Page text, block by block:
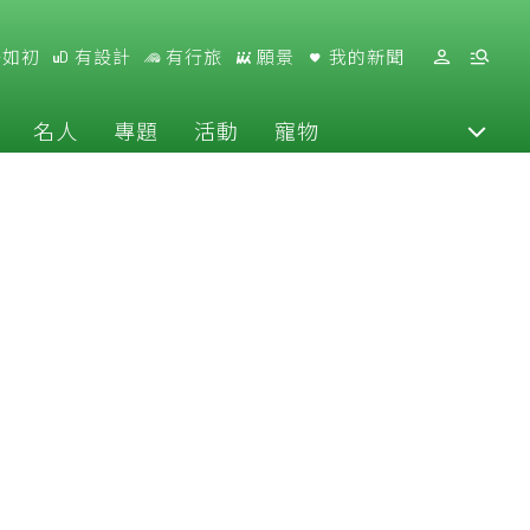
初 有設計 有行旅 願景 我的新聞
名人 專題 活動 寵物